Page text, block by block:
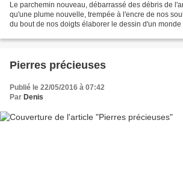
Le parchemin nouveau, débarrassé des débris de
qu'une plume nouvelle, trempée à l'encre de nos
du bout de nos doigts élaborer le dessin d'un
Pierres précieuses
Publié le 22/05/2016 à 07:42
Par Denis